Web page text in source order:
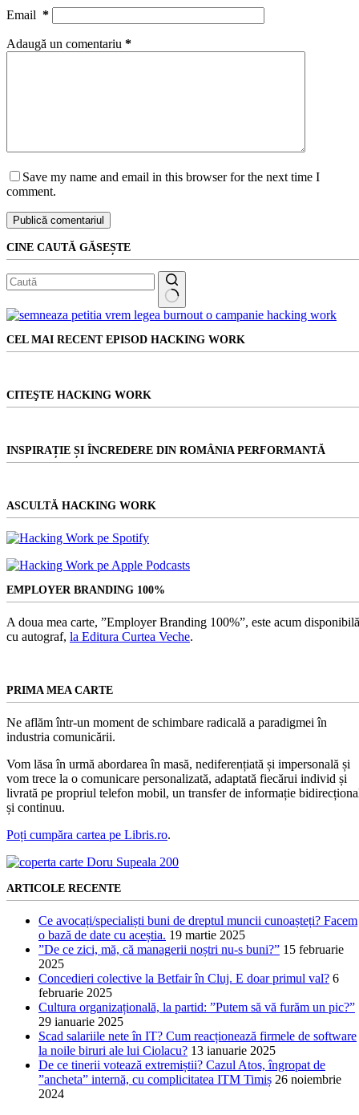
Email *
Adaugă un comentariu *
Save my name and email in this browser for the next time I
comment.
Publică comentariul
CINE CAUTĂ GĂSEȘTE
Niciun
CEL MAI RECENT EPISOD HACKING WORK
CITEŞTE HACKING WORK
INSPIRAȚIE ȘI ÎNCREDERE DIN ROMÂNIA PERFORMANTĂ
ASCULTĂ HACKING WORK
EMPLOYER BRANDING 100%
A doua mea carte, ”Employer Branding 100%”, este acum
cu autograf, la Editura Curtea Veche.
PRIMA MEA CARTE
Ne aflăm într-un moment de schimbare radicală a paradigmei în
industria comunicării.
Vom lăsa în urmă abordarea în masă, nediferențiată și impersonală și
vom trece la o comunicare personalizată, adaptată fiecărui individ și
livrată pe propriul telefon mobil, un transfer de informație
și continuu.
Poți cumpăra cartea pe Libris.ro.
ARTICOLE RECENTE
Ce avocați/specialiști buni de dreptul muncii cunoașteți? Facem
o bază de date cu aceștia. 19 martie 2025
”De ce zici, mă, că managerii noștri nu-s buni?” 15 februarie
2025
Concedieri colective la Betfair în Cluj. E doar primul val? 6
februarie 2025
Cultura organizațională, la partid: ”Putem să vă furăm un pic?”
29 ianuarie 2025
Scad salariile nete în IT? Cum reacționează firmele de software
la noile biruri ale lui Ciolacu? 13 ianuarie 2025
De ce tinerii votează extremiștii? Cazul Atos, îngropat de
”ancheta” internă, cu complicitatea ITM Timiș 26 noiembrie
2024